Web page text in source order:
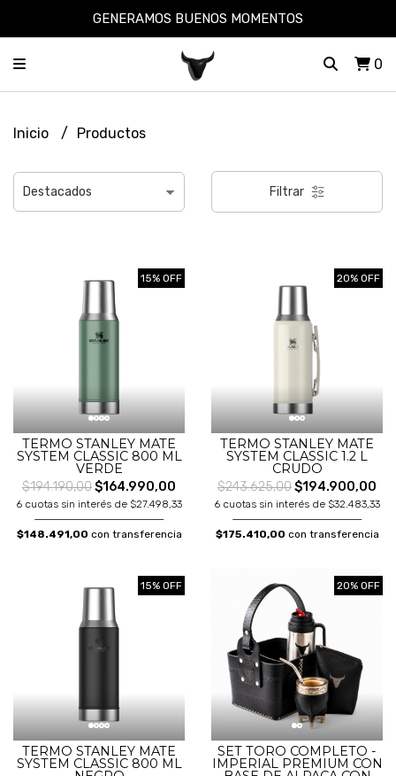
GENERAMOS BUENOS MOMENTOS
0
Inicio Productos
Filtrar
15% OFF
TERMO STANLEY MATE
SYSTEM CLASSIC 800 ML
VERDE
$194.190,00$164.990,00
6 cuotas sin interés de $27.498,33
$148.491,00 con transferencia
20% OFF
TERMO STANLEY MATE
SYSTEM CLASSIC 1.2 L
CRUDO
$243.625,00$194.900,00
6 cuotas sin interés de $32.483,33
$175.410,00 con transferencia
15% OFF
TERMO STANLEY MATE
SYSTEM CLASSIC 800 ML
20% OFF
SET TORO COMPLETO -
IMPERIAL PREMIUM CON